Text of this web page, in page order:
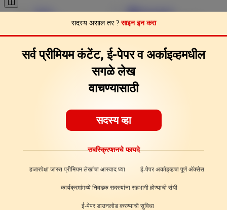
सदस्य असाल तर ?साइन इन करा
सर्व प्रीमियम कंटेंट, ई-पेपर व अर्काइव्हमधील
सगळे लेख
वाचण्यासाठी
सदस्य व्हा
सबस्क्रिप्शनचे फायदे
हजारपेक्षा जास्त प्रीमियम लेखांचा आस्वाद घ्या ई-पेपर अर्काइव्हचा पूर्ण अ‍ॅक्सेस
कार्यक्रमांमध्ये निवडक सदस्यांना सहभागी होण्याची संधी
ई-पेपर डाउनलोड करण्याची सुविधा
Pages
Download
Feedback